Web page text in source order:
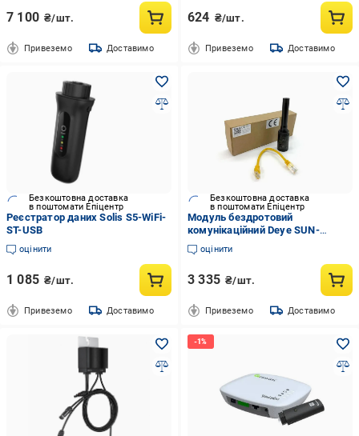
7 100 ₴/шт.
Привеземо Доставимо
624 ₴/шт.
Привеземо Доставимо
Безкоштовна доставка
в поштомати Епіцентр
Реєстратор даних Solis S5-WiFi-
ST-USB
оцінити
1 085 ₴/шт.
Привеземо Доставимо
Безкоштовна доставка
в поштомати Епіцентр
Модуль бездротовий
комунікаційний Deye SUN-
SMART-TX01 LoRa 863–870 МГц
до 200 м
оцінити
3 335 ₴/шт.
Привеземо Доставимо